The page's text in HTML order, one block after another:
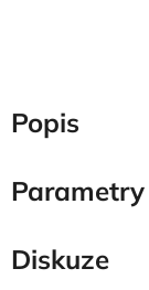
Popis
Parametry
Diskuze